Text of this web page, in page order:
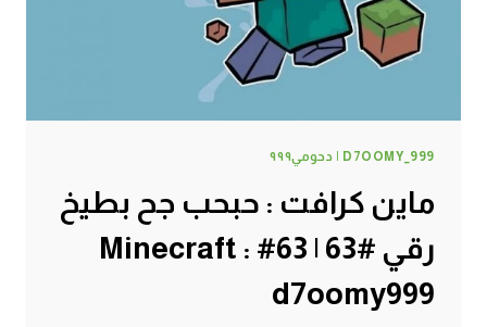
D7OOMY_999 | دحومي٩٩٩
ماين كرافت : حبحب جح بطيخ
رقي #63 | 63# Minecraft :
d7oomy999